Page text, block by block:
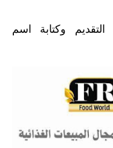
وزارية
المتوسطة
وكتابة اسم